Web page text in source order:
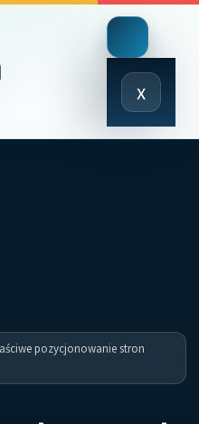
x
Close
Menu
pozycjonowanie stron